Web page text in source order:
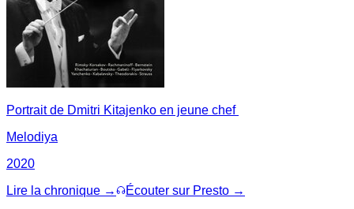
Portrait de Dmitri Kitajenko en jeune chef
Melodiya
2020
Lire la chronique →
Écouter sur Presto →